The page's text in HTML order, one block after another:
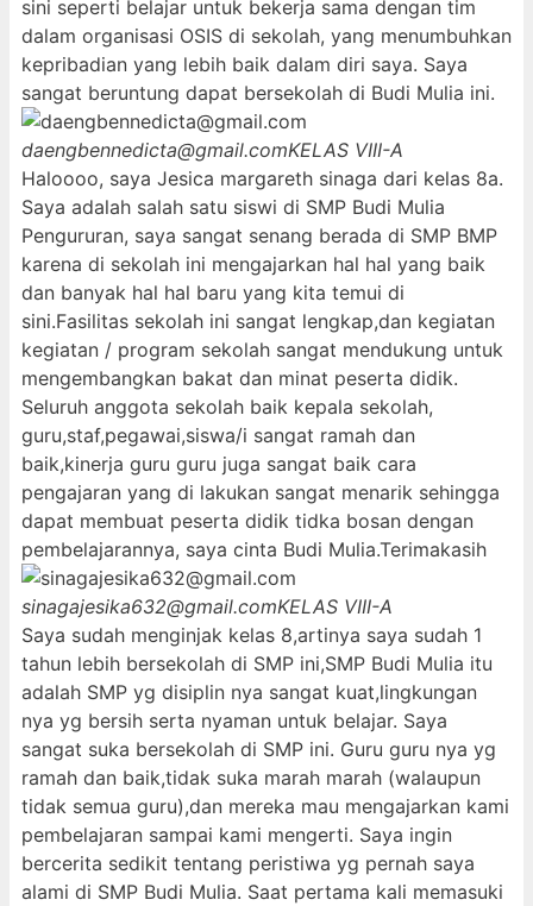
sini seperti belajar untuk bekerja sama dengan tim
dalam organisasi OSIS di sekolah, yang menumbuhkan
kepribadian yang lebih baik dalam diri saya. Saya
sangat beruntung dapat bersekolah di Budi Mulia ini.
daengbennedicta@gmail.comKELAS VIII-A
Haloooo, saya Jesica margareth sinaga dari kelas 8a.
Saya adalah salah satu siswi di SMP Budi Mulia
Pengururan, saya sangat senang berada di SMP BMP
karena di sekolah ini mengajarkan hal hal yang baik
dan banyak hal hal baru yang kita temui di
sini.Fasilitas sekolah ini sangat lengkap,dan kegiatan
kegiatan / program sekolah sangat mendukung untuk
mengembangkan bakat dan minat peserta didik.
Seluruh anggota sekolah baik kepala sekolah,
guru,staf,pegawai,siswa/i sangat ramah dan
baik,kinerja guru guru juga sangat baik cara
pengajaran yang di lakukan sangat menarik sehingga
dapat membuat peserta didik tidka bosan dengan
pembelajarannya, saya cinta Budi Mulia.Terimakasih
sinagajesika632@gmail.comKELAS VIII-A
Saya sudah menginjak kelas 8,artinya saya sudah 1
tahun lebih bersekolah di SMP ini,SMP Budi Mulia itu
adalah SMP yg disiplin nya sangat kuat,lingkungan
nya yg bersih serta nyaman untuk belajar. Saya
sangat suka bersekolah di SMP ini. Guru guru nya yg
ramah dan baik,tidak suka marah marah (walaupun
tidak semua guru),dan mereka mau mengajarkan kami
pembelajaran sampai kami mengerti. Saya ingin
bercerita sedikit tentang peristiwa yg pernah saya
alami di SMP Budi Mulia. Saat pertama kali memasuki